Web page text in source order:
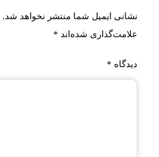
نشانی ایمیل شما منتشر نخواهد شد.
علامت‌گذاری شده‌اند *
دیدگاه *